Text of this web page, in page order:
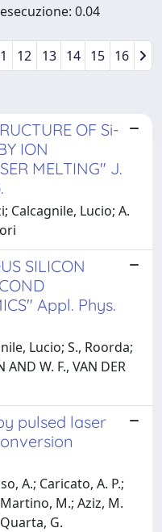
0.04
12 13 14 15 16
OF Si-
ION
MELTING" J.
Calcagnile, Lucio; A.
SILICON
Appl. Phys.
Lucio; S., Roorda;
AND W. F., VAN DER
pulsed laser
A.; Caricato, A. P.;
M.; Aziz, M.
G.